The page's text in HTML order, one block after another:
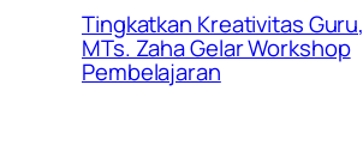
Tingkatkan Kreativitas Guru,
MTs. Zaha Gelar Workshop
Pembelajaran